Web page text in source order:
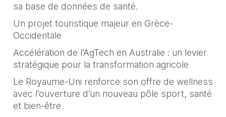
sa base de données de santé.
Un projet touristique majeur en Grèce-
Occidentale
Accélération de l’AgTech en Australie : un levier
stratégique pour la transformation agricole
Le Royaume-Uni renforce son offre de wellness
avec l’ouverture d’un nouveau pôle sport, santé
et bien-être